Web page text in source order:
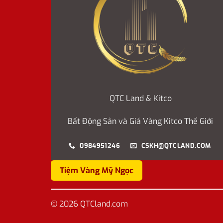
QTC Land & Kitco
Bất Động Sản và Giá Vàng Kitco Thế Giới
0984951246 CSKH@QTCLAND.COM
Tiệm Vàng Mỹ Ngọc
© 2026 QTCland.com